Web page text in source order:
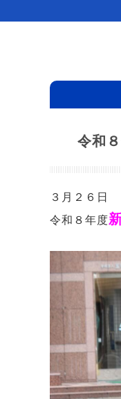
令和
３月２６日
令和８年度